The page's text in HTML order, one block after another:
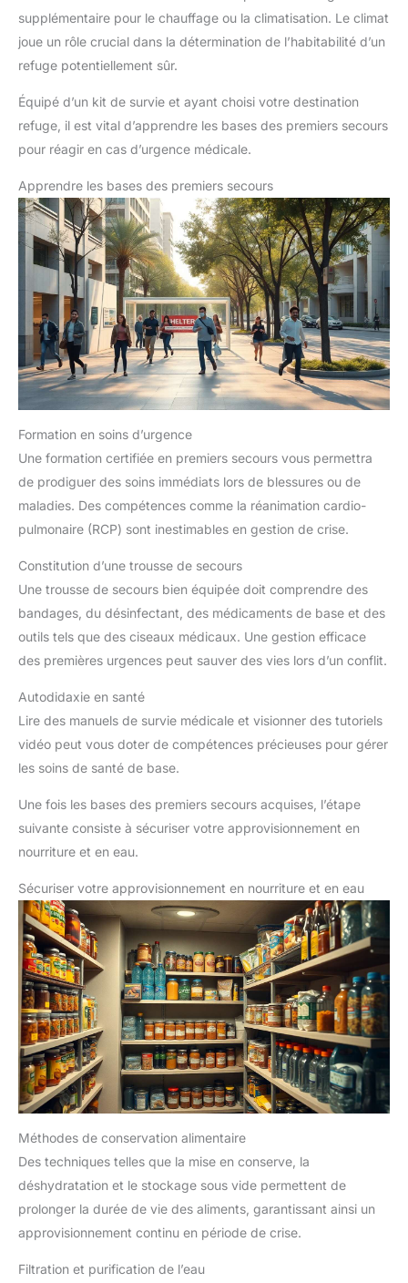
supplémentaire pour le chauffage ou la climatisation. Le climat
joue un rôle crucial dans la détermination de l’habitabilité d’un
refuge potentiellement sûr.
Équipé d’un kit de survie et ayant choisi votre destination
refuge, il est vital d’apprendre les bases des premiers secours
pour réagir en cas d’urgence médicale.
Apprendre les bases des premiers secours
Formation en soins d’urgence
Une formation certifiée en premiers secours vous permettra
de prodiguer des soins immédiats lors de blessures ou de
maladies. Des compétences comme la réanimation cardio-
pulmonaire (RCP) sont inestimables en gestion de crise.
Constitution d’une trousse de secours
Une trousse de secours bien équipée doit comprendre des
bandages, du désinfectant, des médicaments de base et des
outils tels que des ciseaux médicaux. Une gestion efficace
des premières urgences peut sauver des vies lors d’un conflit.
Autodidaxie en santé
Lire des manuels de survie médicale et visionner des tutoriels
vidéo peut vous doter de compétences précieuses pour gérer
les soins de santé de base.
Une fois les bases des premiers secours acquises, l’étape
suivante consiste à sécuriser votre approvisionnement en
nourriture et en eau.
Sécuriser votre approvisionnement en nourriture et en eau
Méthodes de conservation alimentaire
Des techniques telles que la mise en conserve, la
déshydratation et le stockage sous vide permettent de
prolonger la durée de vie des aliments, garantissant ainsi un
approvisionnement continu en période de crise.
Filtration et purification de l’eau